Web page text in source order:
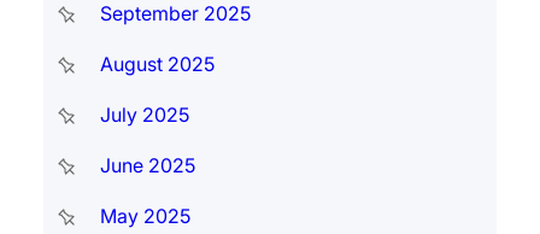
September 2025
August 2025
July 2025
June 2025
May 2025